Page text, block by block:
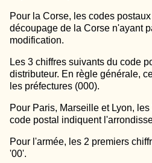
Pour la Corse, les codes
découpage de la Corse n'ayant
modification.
Les 3 chiffres suivants du code
distributeur. En règle générale,
les préfectures (000).
Pour Paris, Marseille et Lyon,
code postal indiquent
Pour l'armée, les 2 premiers
'00'.